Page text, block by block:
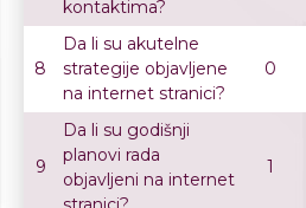
kontaktima?
8
Da li su akutelne
strategije objavljene
na internet stranici?
0
9
Da li su godišnji
planovi rada
objavljeni na internet
1